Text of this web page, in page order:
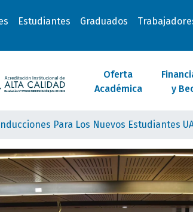
Estudiantes Graduados
Oferta
Académica
y
Para Los Nuevos Estudiantes